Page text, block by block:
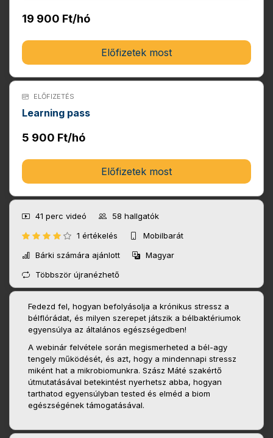
19 900 Ft/hó
Előfizetek most
ELŐFIZETÉS
Learning pass
5 900 Ft/hó
Előfizetek most
41 perc videó 58 hallgatók
1 értékelés
Mobilbarát
Bárki számára ajánlott
Magyar
Többször újranézhető
Fedezd fel, hogyan befolyásolja a krónikus stressz a
bélflórádat, és milyen szerepet játszik a bélbaktériumok
egyensúlya az általános egészségedben!
A webinár felvétele során megismerheted a bél-agy
tengely működését, és azt, hogy a mindennapi stressz
miként hat a mikrobiomunkra. Szász Máté szakértő
útmutatásával betekintést nyerhetsz abba, hogyan
tarthatod egyensúlyban tested és elméd a biom
egészségének támogatásával.